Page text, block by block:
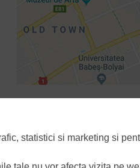
statistici si marketing si